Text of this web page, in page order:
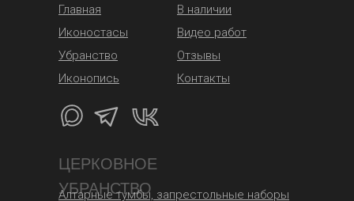
Главная
Иконостасы
Убранство
Видео работ
Отзывы
Контакты
ЦЕРКОВНОЕ
УБРАНСТВО
Алтарные тумбы, запрестольные наборы
Иконопись
В наличии